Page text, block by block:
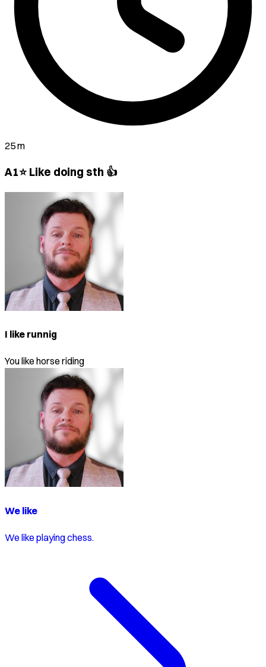
25 m
A1⭐ Like doing sth 👍
I like runnig
You like horse riding
We like
We like playing chess.